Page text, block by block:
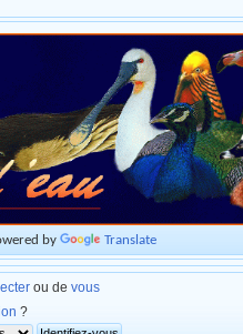
by Translate
ou de vous
?